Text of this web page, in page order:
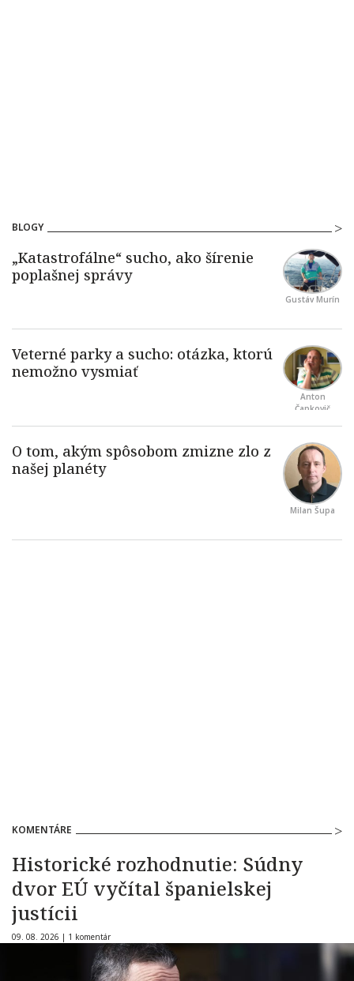
BLOGY
Gustáv Murín
Anton
Čapkovič
Milan Šupa
KOMENTÁRE
Historické rozhodnutie: Súdny
dvor EÚ vyčítal španielskej
justícii
09. 08. 2026 | 1 komentár